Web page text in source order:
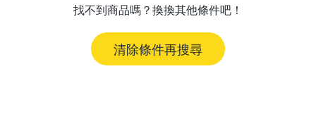
找不到商品嗎？換換其他條件吧！
清除條件再搜尋